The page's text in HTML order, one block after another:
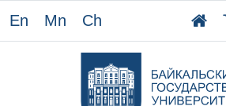
En Mn Ch